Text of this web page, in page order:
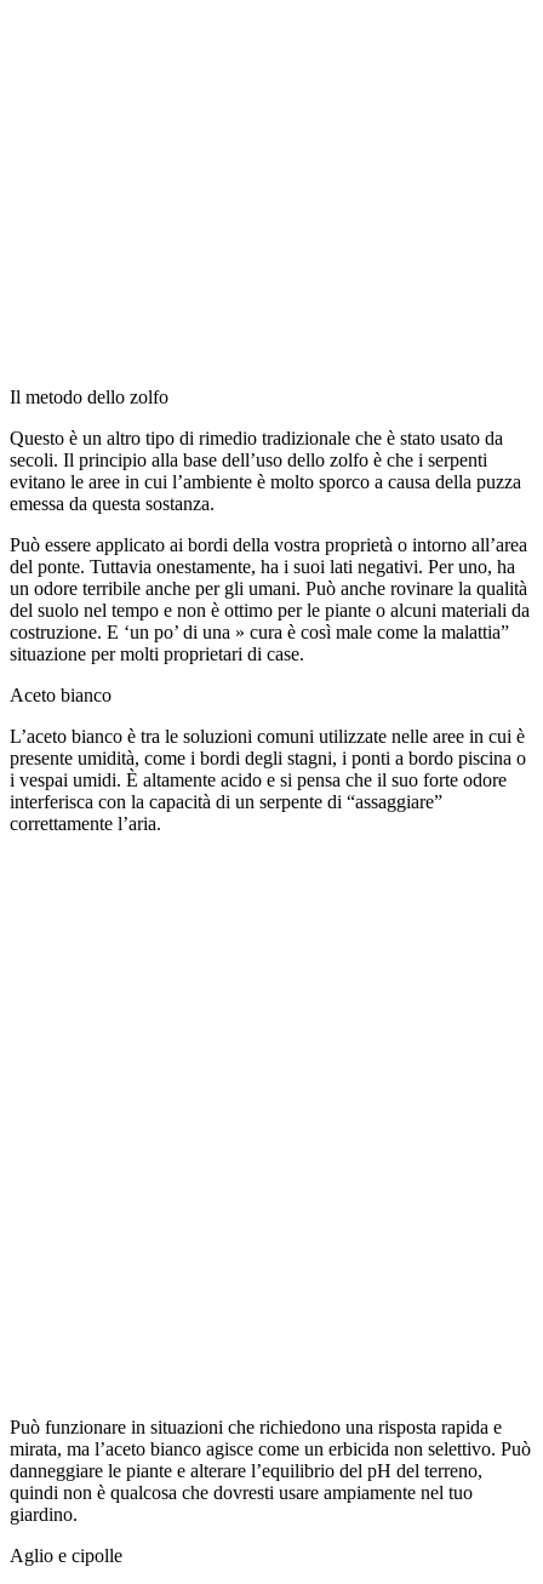
Il metodo dello zolfo
Questo è un altro tipo di rimedio tradizionale che è stato usato da
secoli. Il principio alla base dell’uso dello zolfo è che i serpenti
evitano le aree in cui l’ambiente è molto sporco a causa della puzza
emessa da questa sostanza.
Può essere applicato ai bordi della vostra proprietà o intorno all’area
del ponte. Tuttavia onestamente, ha i suoi lati negativi. Per uno, ha
un odore terribile anche per gli umani. Può anche rovinare la qualità
del suolo nel tempo e non è ottimo per le piante o alcuni materiali da
costruzione. E ‘un po’ di una » cura è così male come la malattia”
situazione per molti proprietari di case.
Aceto bianco
L’aceto bianco è tra le soluzioni comuni utilizzate nelle aree in cui è
presente umidità, come i bordi degli stagni, i ponti a bordo piscina o
i vespai umidi. È altamente acido e si pensa che il suo forte odore
interferisca con la capacità di un serpente di “assaggiare”
correttamente l’aria.
Può funzionare in situazioni che richiedono una risposta rapida e
mirata, ma l’aceto bianco agisce come un erbicida non selettivo. Può
danneggiare le piante e alterare l’equilibrio del pH del terreno,
quindi non è qualcosa che dovresti usare ampiamente nel tuo
giardino.
Aglio e cipolle